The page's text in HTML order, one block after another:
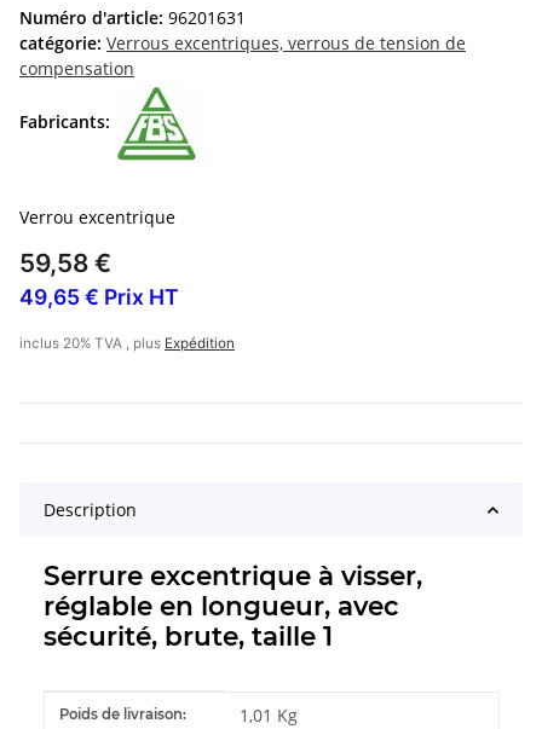
Numéro d'article: 96201631
catégorie: Verrous excentriques, verrous de tension de
compensation
Fabricants:
Verrou excentrique
59,58 €
49,65 € Prix HT
inclus 20% TVA , plus Expédition
Description
Serrure excentrique à visser,
réglable en longueur, avec
sécurité, brute, taille 1
#productDetails.itemInformation#
#productDetails.itemValue#
Poids de livraison: 1,01 Kg